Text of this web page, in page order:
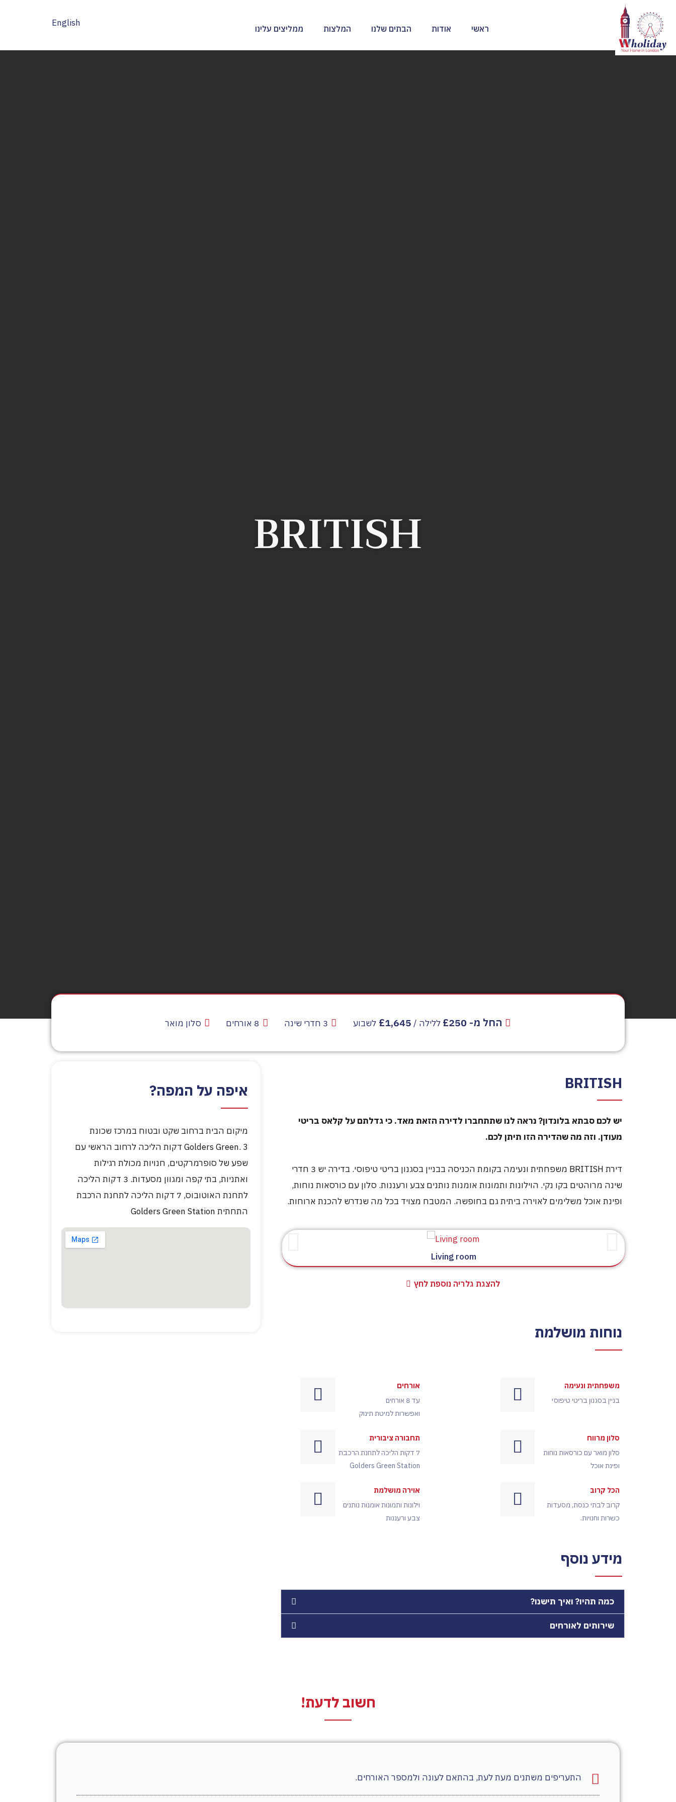
ראשי אודות הבתים שלנו המלצות ממליצים עלינו
English
BRITISH
החל מ- £250 ללילה / £1,645 לשבוע 3 חדרי שינה 8 אורחים סלון מואר
BRITISH
יש לכם סבתא בלונדון? נראה לנו שתתחברו לדירה הזאת מאד. כי גדלתם על קלאס בריטי
מעודן. וזה מה שהדירה הזו תיתן לכם.
דירת BRITISH משפחתית ונעימה בקומת הכניסה בבניין בסגנון בריטי טיפוסי. בדירה יש 3 חדרי
שינה מרוהטים בקו נקי. הוילונות ותמונות אומנות נותנים צבע ורעננות. סלון עם כורסאות נוחות,
ופינת אוכל משלימים לאוירה ביתית גם בחופשה. המטבח מצויד בכל מה שנדרש להכנת ארוחות.
Living room
להצגת גלריה נוספת לחץ
נוחות מושלמת
משפחתית ונעימה
בניין בסגנון בריטי טיפוסי
אורחים
עד 8 אורחים
ואפשרות למיטת תינוק
סלון מרווח
סלון מואר עם כורסאות נוחות
ופינת אוכל
תחבורה ציבורית
7 דקות הליכה לתחנת הרכבת
Golders Green Station
הכל קרוב
קרוב לבתי כנסת, מסעדות
כשרות וחנויות.
אוירה מושלמת
וילונות ותמונות אומנות נותנים
צבע ורעננות
מידע נוסף
כמה תהיו? ואיך תישנו?
שירותים לאורחים
איפה על המפה?
מיקום הבית ברחוב שקט ובטוח במרכז שכונת
Golders Green. 3 דקות הליכה לרחוב הראשי עם
שפע של סופרמרקטים, חנויות מכולת רגילות
ואתניות, בתי קפה ומגוון מסעדות. 3 דקות הליכה
לתחנת האוטובוס, 7 דקות הליכה לתחנת הרכבת
התחתית Golders Green Station
חשוב לדעת!
התעריפים משתנים מעת לעת, בהתאם לעונה ולמספר האורחים.